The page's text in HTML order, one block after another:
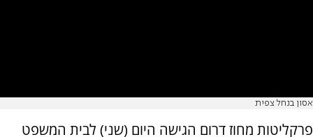
אסון בנחל צפית
פרקליטות מחוז דרום הגישה היום (שני) לבית המשפט